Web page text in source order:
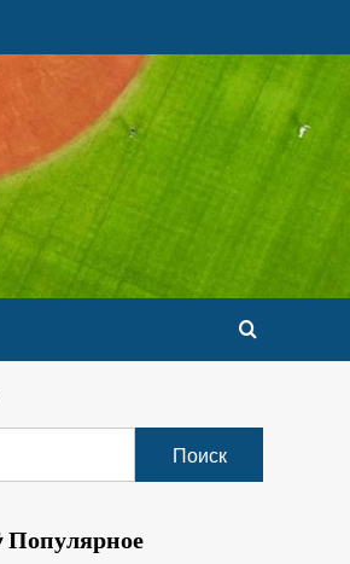
Популярное